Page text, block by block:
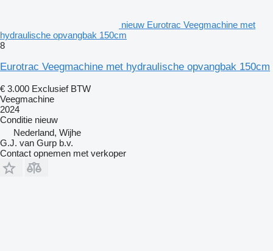
nieuw Eurotrac Veegmachine met
hydraulische opvangbak 150cm
8
Eurotrac Veegmachine met hydraulische opvangbak 150cm
€ 3.000 Exclusief BTW
Veegmachine
2024
Conditie nieuw
Nederland, Wijhe
G.J. van Gurp b.v.
Contact opnemen met verkoper